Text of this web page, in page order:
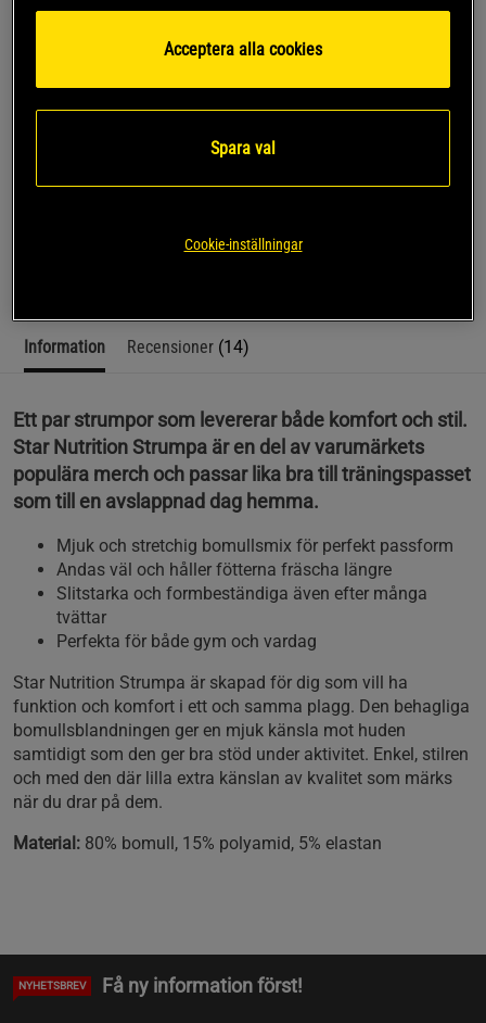
hann använda dom två gånger innan det blev hål i dom
7350002420768
Stumpor från Star Nutrition som passar perfekt både till
Information Recensioner (14)
Ett par strumpor som levererar både komfort och stil.
Star Nutrition Strumpa är en del av varumärkets
populära merch och passar lika bra till träningspasset
som till en avslappnad dag hemma.
Mjuk och stretchig bomullsmix för perfekt passform
Andas väl och håller fötterna fräscha längre
Slitstarka och formbeständiga även efter många
tvättar
Perfekta för både gym och vardag
Star Nutrition Strumpa är skapad för dig som vill ha
funktion och komfort i ett och samma plagg. Den behagliga
bomullsblandningen ger en mjuk känsla mot huden
samtidigt som den ger bra stöd under aktivitet. Enkel, stilren
och med den där lilla extra känslan av kvalitet som märks
när du drar på dem.
Material: 80% bomull, 15% polyamid, 5% elastan
NYHETSBREV Få ny information först!
Acceptera alla cookies
Spara val
Cookie-inställningar